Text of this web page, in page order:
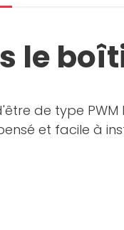
le
de type PWM
et facile à